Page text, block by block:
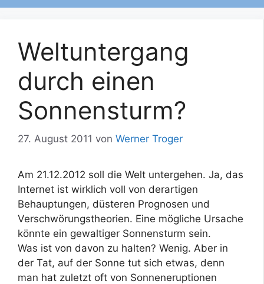
Weltuntergang
durch einen
Sonnensturm?
27. August 2011 von Werner Troger
Am 21.12.2012 soll die Welt untergehen. Ja, das
Internet ist wirklich voll von derartigen
Behauptungen, düsteren Prognosen und
Verschwörungstheorien. Eine mögliche Ursache
könnte ein gewaltiger Sonnensturm sein.
Was ist von davon zu halten? Wenig. Aber in
der Tat, auf der Sonne tut sich etwas, denn
man hat zuletzt oft von Sonneneruptionen